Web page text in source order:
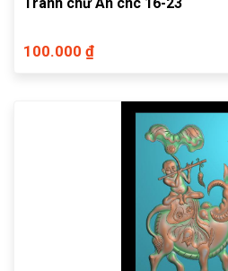
100.000 ₫